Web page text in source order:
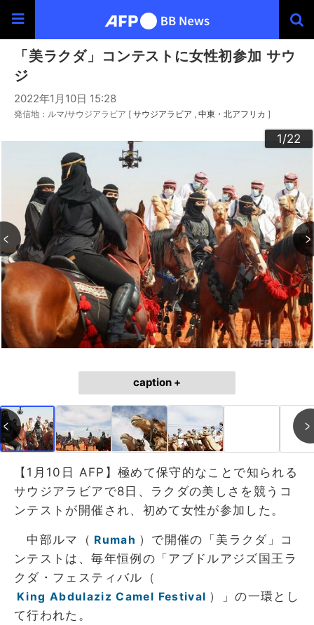
「美ラクダ」コンテストに女性初参加 サウ
ジ
2022年1月10日 15:28
発信地：ルマ/サウジアラビア [ サウジアラビア 中東・北アフリカ ]
1/22
2/22
3/22
4/22
5/22
6/22
7/22
8/22
9/22
10/22
11/22
12/22
13/22
14/22
15/22
16/22
17/22
18/22
19/22
20/22
21/22
22/22
caption +
【1月10日 AFP】極めて保守的なことで知られる
サウジアラビアで8日、ラクダの美しさを競うコ
ンテストが開催され、初めて女性が参加した。
中部ルマ（ Rumah ）で開催の「美ラクダ」コ
ンテストは、毎年恒例の「アブドルアジズ国王ラ
クダ・フェスティバル（
King Abdulaziz Camel Festival ）」の一環とし
て行われた。